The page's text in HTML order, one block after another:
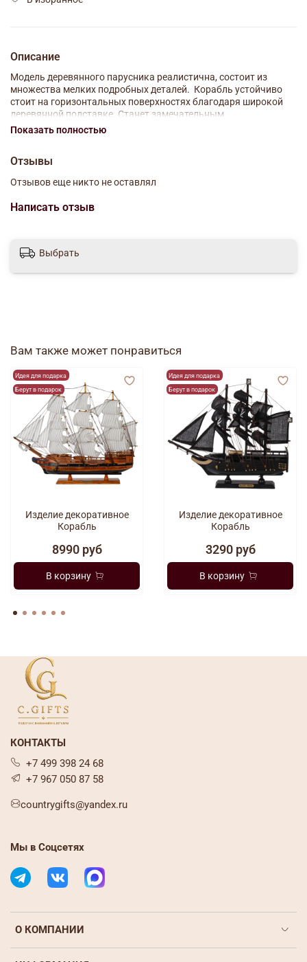
Описание
Модель деревянного парусника реалистична, состоит из
множества мелких подробных деталей. Корабль устойчиво
стоит на горизонтальных поверхностях благодаря широкой
деревянной подставке. Станет замечательным
дополнением коллекции парусников. Модель корабля –
приключениях.
Материал: дерево/металл/текстиль/полимерные материалы
Размер: 15х4х15 см
Показать полностью
Отзывы
Отзывов еще никто не оставлял
Написать отзыв
Выбрать
Вам также может понравиться
Идея для подарка
Берут в подарок
Изделие декоративное
Корабль
8990 руб
В корзину
Идея для подарка
Берут в подарок
Изделие декоративное
Корабль
3290 руб
В корзину
О КОМПАНИИ
КОНТАКТЫ
+7 499 398 24 68
+7 967 050 87 58
countrygifts@yandex.ru
Мы в Соцсетях